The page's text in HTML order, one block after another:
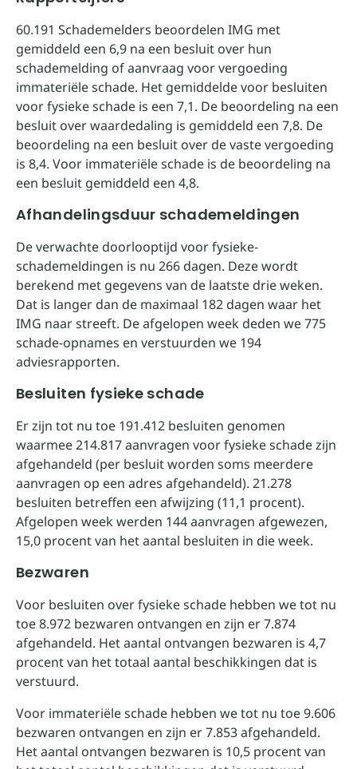
60.191 Schademelders beoordelen IMG met
gemiddeld een 6,9 na een besluit over hun
schademelding of aanvraag voor vergoeding
immateriële schade. Het gemiddelde voor besluiten
voor fysieke schade is een 7,1. De beoordeling na een
besluit over waardedaling is gemiddeld een 7,8. De
beoordeling na een besluit over de vaste vergoeding
is 8,4. Voor immateriële schade is de beoordeling na
een besluit gemiddeld een 4,8.
Afhandelingsduur schademeldingen
De verwachte doorlooptijd voor fysieke-
schademeldingen is nu 266 dagen. Deze wordt
berekend met gegevens van de laatste drie weken.
Dat is langer dan de maximaal 182 dagen waar het
IMG naar streeft. De afgelopen week deden we 775
schade-opnames en verstuurden we 194
adviesrapporten.
Besluiten fysieke schade
Er zijn tot nu toe 191.412 besluiten genomen
waarmee 214.817 aanvragen voor fysieke schade zijn
afgehandeld (per besluit worden soms meerdere
aanvragen op een adres afgehandeld). 21.278
besluiten betreffen een afwijzing (11,1 procent).
Afgelopen week werden 144 aanvragen afgewezen,
15,0 procent van het aantal besluiten in die week.
Bezwaren
Voor besluiten over fysieke schade hebben we tot nu
toe 8.972 bezwaren ontvangen en zijn er 7.874
afgehandeld. Het aantal ontvangen bezwaren is 4,7
procent van het totaal aantal beschikkingen dat is
verstuurd.
Voor immateriële schade hebben we tot nu toe 9.606
bezwaren ontvangen en zijn er 7.853 afgehandeld.
Het aantal ontvangen bezwaren is 10,5 procent van